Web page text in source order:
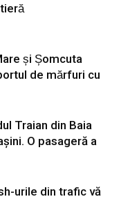
și Șomcuta
de mărfuri cu
Traian din Baia
O pasageră a
urile din trafic vă